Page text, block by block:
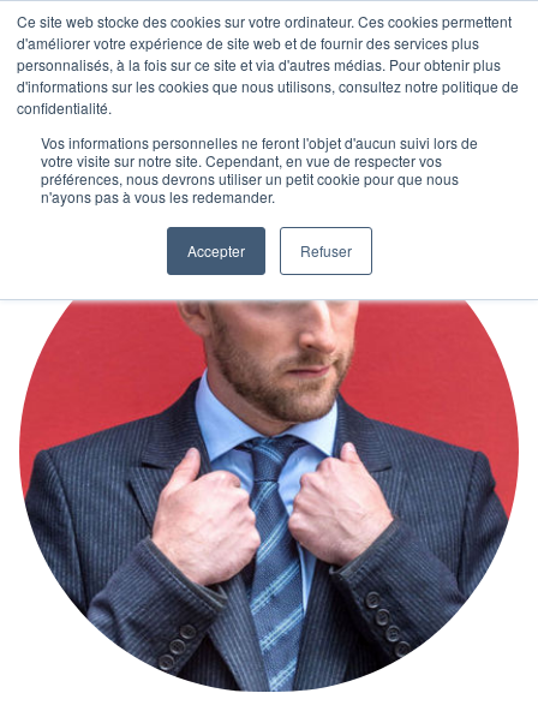
Ce site web stocke des cookies sur votre ordinateur. Ces cookies permettent
d'améliorer votre expérience de site web et de fournir des services plus
personnalisés, à la fois sur ce site et via d'autres médias. Pour obtenir plus
d'informations sur les cookies que nous utilisons, consultez notre politique de
confidentialité.
Vos informations personnelles ne feront l'objet d'aucun suivi lors de
votre visite sur notre site. Cependant, en vue de respecter vos
préférences, nous devrons utiliser un petit cookie pour que nous
n'ayons pas à vous les redemander.
Accepter Refuser